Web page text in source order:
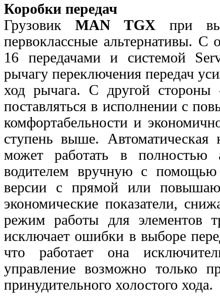
Коробки передач
Грузовик MAN TGX при
первоклассные альтернативы. С
16 передачами и системой
рычагу переключения передач
ход рычага. С другой
поставляться в исполнении с
комфортабельности и
ступень выше.
может работать в полностью
водителем вручную с помощью
версии с прямой или
экономические показатели,
режим работы для элементов
исключает ошибки в выборе
что работает она
управление возможно только
принудительного холостого хода.